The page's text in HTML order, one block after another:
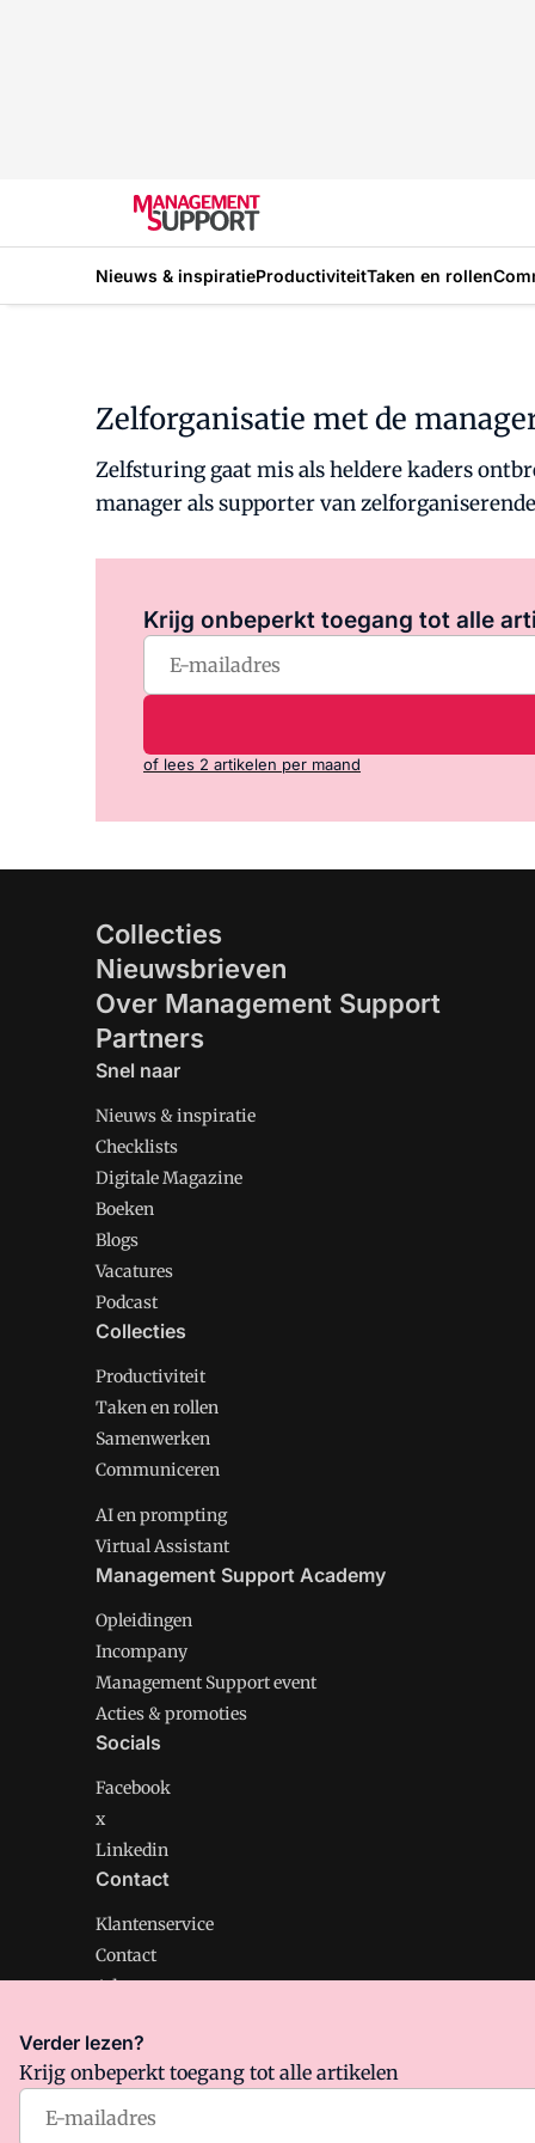
Nieuws & inspiratieProductiviteitTaken en rollen
Zelforganisatie met de
Zelfsturing gaat mis als heldere kaders
manager als supporter van
Krijg onbeperkt toegang tot alle
of lees 2 artikelen per maand
Collecties
Nieuwsbrieven
Over Management Support
Partners
Snel naar
Nieuws & inspiratie
Checklists
Digitale Magazine
Boeken
Blogs
Vacatures
Podcast
Collecties
Productiviteit
Taken en rollen
Samenwerken
Communiceren
AI en prompting
Virtual Assistant
Management Support Academy
Opleidingen
Incompany
Management Support event
Acties & promoties
Socials
Facebook
x
Linkedin
Contact
Klantenservice
Contact
Adverteren
Management Support is onderdeel van VMN media.
Algemene Voorwaarden
Verder lezen?
Krijg onbeperkt toegang tot alle artikelen